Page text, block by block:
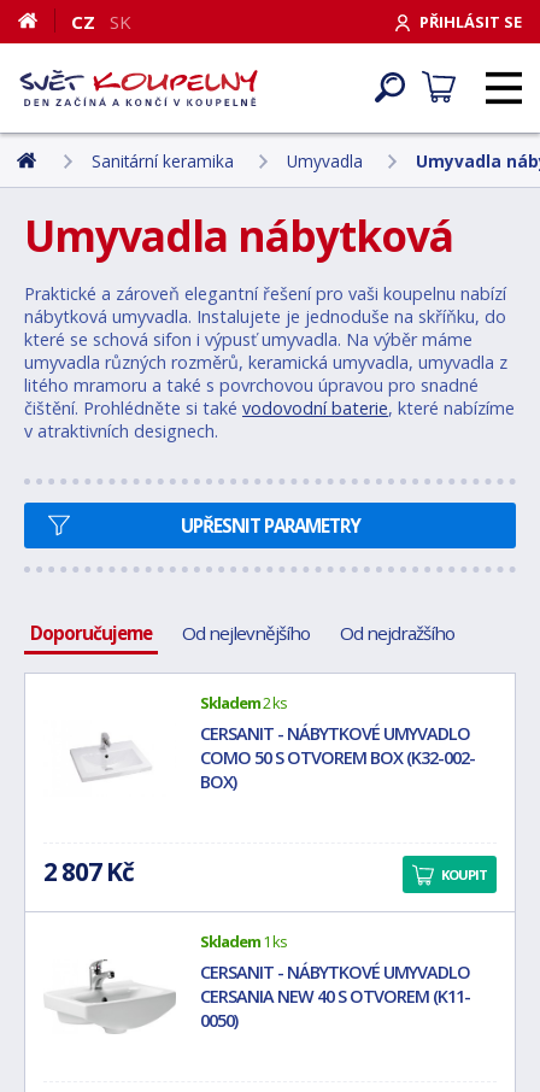
PŘIHLÁSIT SE
CZ SK
Sanitární keramika Umyvadla Umyvadla
Umyvadla nábytková
Praktické a zároveň elegantní řešení pro vaši koupelnu nabízí
nábytková umyvadla. Instalujete je jednoduše na skříňku, do
které se schová sifon i výpusť umyvadla. Na výběr máme
umyvadla různých rozměrů, keramická umyvadla, umyvadla z
litého mramoru a také s povrchovou úpravou pro snadné
čištění. Prohlédněte si také vodovodní baterie, které nabízíme
v atraktivních designech.
UPŘESNIT PARAMETRY
Doporučujeme Od nejlevnějšího Od nejdražšího
Skladem2 ks
CERSANIT - NÁBYTKOVÉ UMYVADLO
COMO 50 S OTVOREM BOX (K32-002-
BOX)
2 807 Kč KOUPIT
Skladem1 ks
CERSANIT - NÁBYTKOVÉ UMYVADLO
CERSANIA NEW 40 S OTVOREM (K11-
0050)